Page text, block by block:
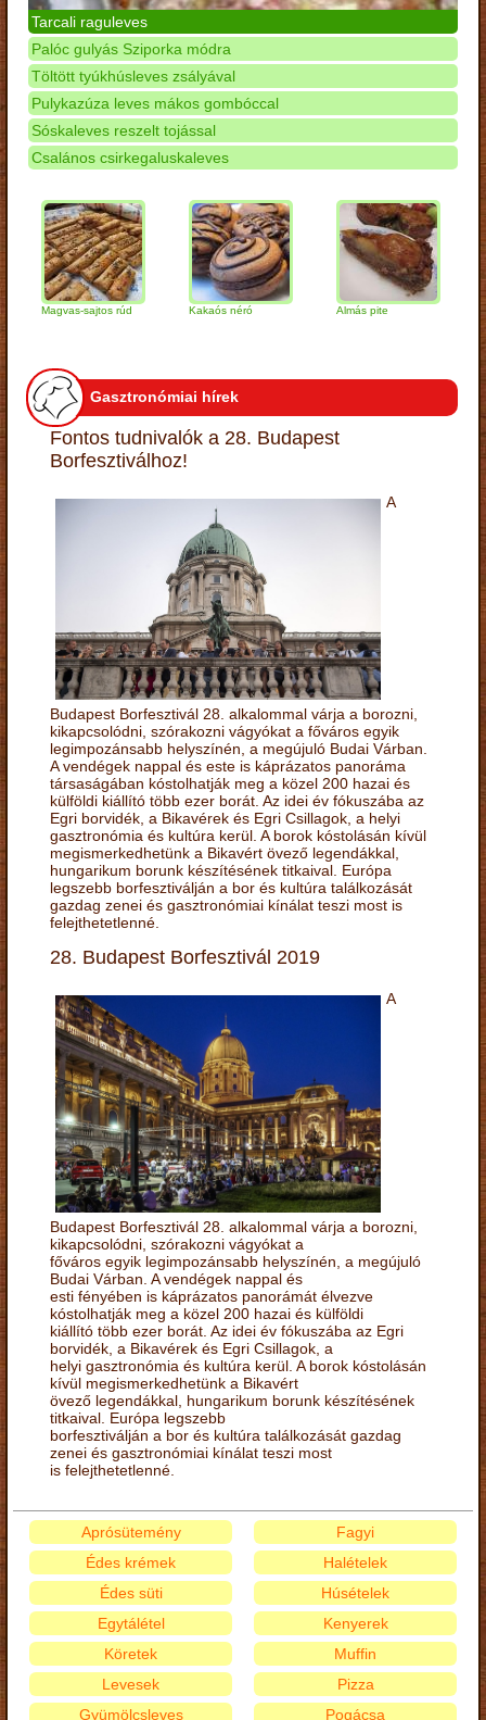
Tarcali raguleves
Palóc gulyás Sziporka módra
Töltött tyúkhúsleves zsályával
Pulykazúza leves mákos gombóccal
Sóskaleves reszelt tojással
Csalános csirkegaluskaleves
Magvas-sajtos rúd Kakaós néró Almás pite
Gasztronómiai hírek
Fontos tudnivalók a 28. Budapest
Borfesztiválhoz!
A
Budapest Borfesztivál 28. alkalommal várja a borozni,
kikapcsolódni, szórakozni vágyókat a főváros egyik
legimpozánsabb helyszínén, a megújuló Budai Várban.
A vendégek nappal és este is káprázatos panoráma
társaságában kóstolhatják meg a közel 200 hazai és
külföldi kiállító több ezer borát. Az idei év fókuszába az
Egri borvidék, a Bikavérek és Egri Csillagok, a helyi
gasztronómia és kultúra kerül. A borok kóstolásán kívül
megismerkedhetünk a Bikavért övező legendákkal,
hungarikum borunk készítésének titkaival. Európa
legszebb borfesztiválján a bor és kultúra találkozását
gazdag zenei és gasztronómiai kínálat teszi most is
felejthetetlenné.
28. Budapest Borfesztivál 2019
A
Budapest Borfesztivál 28. alkalommal várja a borozni,
kikapcsolódni, szórakozni vágyókat a
főváros egyik legimpozánsabb helyszínén, a megújuló
Budai Várban. A vendégek nappal és
esti fényében is káprázatos panorámát élvezve
kóstolhatják meg a közel 200 hazai és külföldi
kiállító több ezer borát. Az idei év fókuszába az Egri
borvidék, a Bikavérek és Egri Csillagok, a
helyi gasztronómia és kultúra kerül. A borok kóstolásán
kívül megismerkedhetünk a Bikavért
övező legendákkal, hungarikum borunk készítésének
titkaival. Európa legszebb
borfesztiválján a bor és kultúra találkozását gazdag
zenei és gasztronómiai kínálat teszi most
is felejthetetlenné.
Aprósütemény
Édes krémek
Édes süti
Egytálétel
Fagyi
Halételek
Húsételek
Kenyerek
Köretek
Levesek
Gyümölcsleves
Muffin
Pizza
Pogácsa